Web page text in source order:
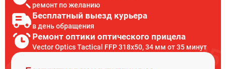
ремонт по желанию
Бесплатный выезд курьера
в день обращения
Ремонт оптики оптического прицела
Vector Optics Tactical FFP 318x50, 34 мм от 35 минут